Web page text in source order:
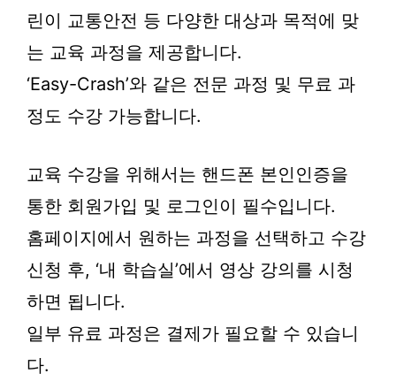
린이 교통안전 등 다양한 대상과 목적에 맞
는 교육 과정을 제공합니다.
‘Easy-Crash’와 같은 전문 과정 및 무료 과
정도 수강 가능합니다.
교육 수강을 위해서는 핸드폰 본인인증을
통한 회원가입 및 로그인이 필수입니다.
홈페이지에서 원하는 과정을 선택하고 수강
신청 후, ‘내 학습실’에서 영상 강의를 시청
하면 됩니다.
일부 유료 과정은 결제가 필요할 수 있습니
다.